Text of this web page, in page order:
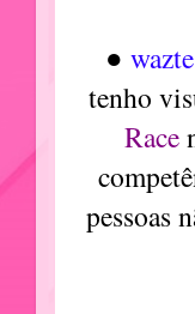
● wazte
tenho
Race
pessoas